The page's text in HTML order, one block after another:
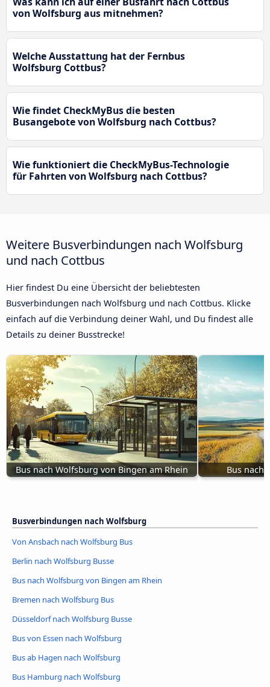
von Wolfsburg aus mitnehmen?
Welche Ausstattung hat der Fernbus
Wolfsburg Cottbus?
Wie findet CheckMyBus die besten
Busangebote von Wolfsburg nach Cottbus?
Wie funktioniert die CheckMyBus-Technologie
für Fahrten von Wolfsburg nach Cottbus?
Weitere Busverbindungen nach Wolfsburg
und nach Cottbus
Hier findest Du eine Übersicht der beliebtesten
Busverbindungen nach Wolfsburg und nach Cottbus. Klicke
einfach auf die Verbindung deiner Wahl, und Du findest alle
Details zu deiner Busstrecke!
Bus nach Wolfsburg von Bingen am Rhein Bus nach
Busverbindungen nach Wolfsburg
Von Ansbach nach Wolfsburg Bus
Berlin nach Wolfsburg Busse
Bus nach Wolfsburg von Bingen am Rhein
Bremen nach Wolfsburg Bus
Düsseldorf nach Wolfsburg Busse
Bus von Essen nach Wolfsburg
Bus ab Hagen nach Wolfsburg
Bus Hamburg nach Wolfsburg